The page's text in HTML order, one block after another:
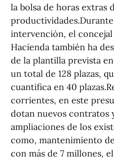
la bolsa de horas extras
intervención, el concejal
Hacienda también ha
de la plantilla prevista
un total de 128 plazas,
cuantifica en 40
corrientes, en este
dotan nuevos contratos
ampliaciones de los
como, mantenimiento
con más de 7 millones,